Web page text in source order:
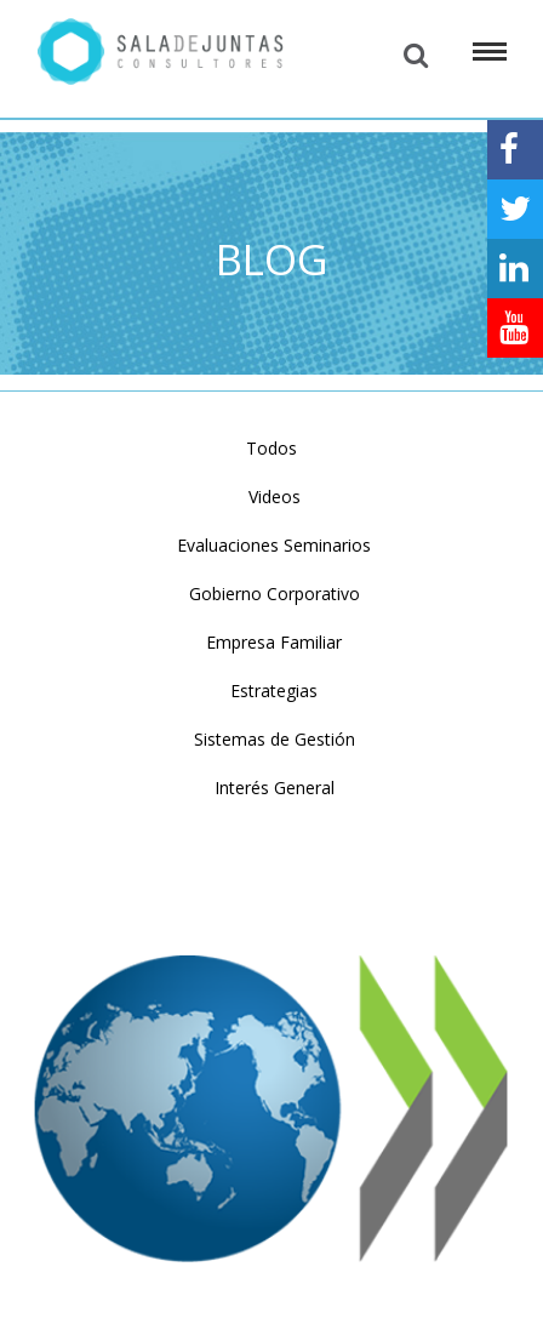
BLOG
Todos
Videos
Evaluaciones Seminarios
Gobierno Corporativo
Empresa Familiar
Estrategias
Sistemas de Gestión
Interés General